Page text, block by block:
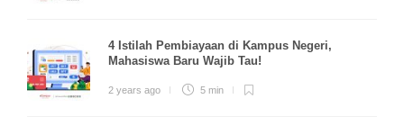
4 Istilah Pembiayaan di Kampus Negeri,
Mahasiswa Baru Wajib Tau!
2 years ago 5 min